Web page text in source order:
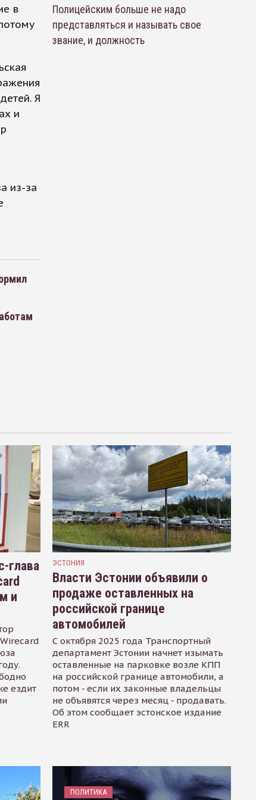
в
Я
и
из-за
Полицейским больше не надо
представляться и называть свое
звание, и должность
глава
и
ездит
ЭСТОНИЯ
Власти Эстонии объявили о
продаже оставленных на
российской границе
автомобилей
С октября 2025 года Транспортный
департамент Эстонии начнет изымать
оставленные на парковке возле КПП
на российской границе автомобили, а
потом - если их законные владельцы
не объявятся через месяц - продавать.
Об этом сообщает эстонское издание
ERR
ПОЛИТИКА